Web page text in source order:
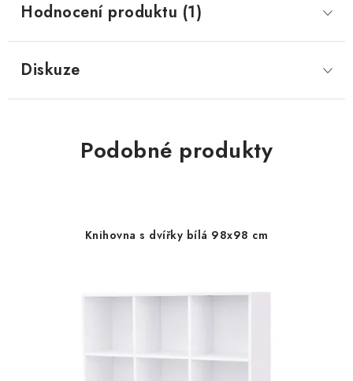
Hodnocení produktu (1)
Diskuze
Podobné produkty
Knihovna s dvířky bílá 98x98 cm